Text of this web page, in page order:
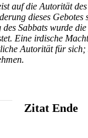
auf die Autorität
dieses Gebotes
Sabbats wurde
Eine irdische
Autorität für sich;
Zitat Ende